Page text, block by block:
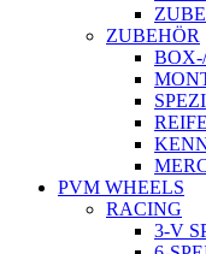
ZUBEHÖR
PVM WHEELS
RACING
3-V